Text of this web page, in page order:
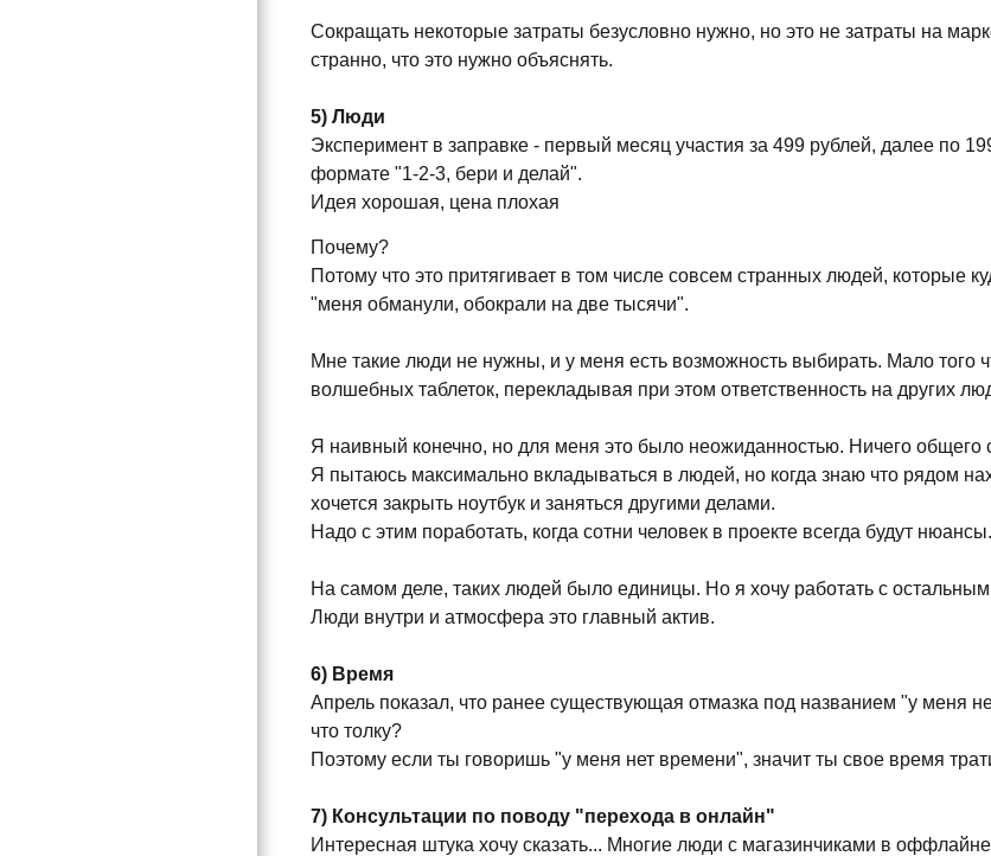
Сокращать некоторые затраты безусловно нужно, но это не затраты на
странно, что это нужно объяснять.
5) Люди
Эксперимент в заправке - первый месяц участия за 499 рублей, далее по
формате "1-2-3, бери и делай".
Идея хорошая, цена плохая
Почему?
Потому что это притягивает в том числе совсем странных людей, которые
"меня обманули, обокрали на две тысячи".
Мне такие люди не нужны, и у меня есть возможность выбирать. Мало того
волшебных таблеток, перекладывая при этом ответственность на других
Я наивный конечно, но для меня это было неожиданностью. Ничего общего
Я пытаюсь максимально вкладываться в людей, но когда знаю что рядом
хочется закрыть ноутбук и заняться другими делами.
Надо с этим поработать, когда сотни человек в проекте всегда будут нюансы.
На самом деле, таких людей было единицы. Но я хочу работать с
Люди внутри и атмосфера это главный актив.
6) Время
Апрель показал, что ранее существующая отмазка под названием "у меня
что толку?
Поэтому если ты говоришь "у меня нет времени", значит ты свое время
7) Консультации по поводу "перехода в онлайн"
Интересная штука хочу сказать... Многие люди с магазинчиками в